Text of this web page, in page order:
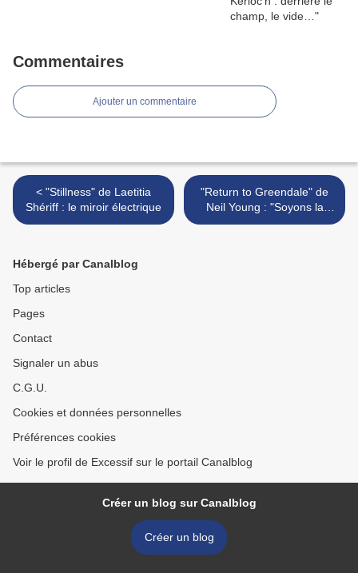
Commentaires
Ajouter un commentaire
< "Stillness" de Laetitia
Shériff : le miroir électrique
"Return to Greendale" de
Neil Young : "Soyons la
Pluie" >
Hébergé par Canalblog
Top articles
Pages
Contact
Signaler un abus
C.G.U.
Cookies et données personnelles
Préférences cookies
Voir le profil de Excessif sur le portail Canalblog
Créer un blog sur Canalblog
Créer un blog